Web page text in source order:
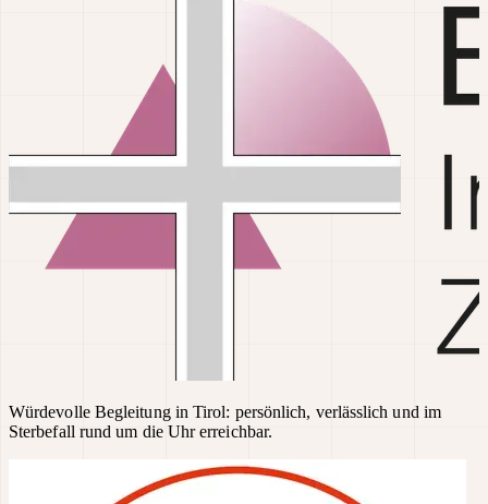
Würdevolle Begleitung in Tirol: persönlich, verlässlich und im
Sterbefall rund um die Uhr erreichbar.